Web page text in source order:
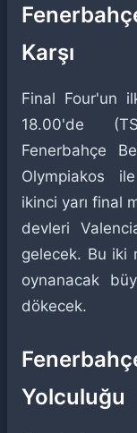
Karşı
Final Four'un
18.00'de
Fenerbahçe
Olympiakos
ikinci yarı final
devleri
gelecek. Bu iki
oynanacak
dökecek.
Yolculuğu